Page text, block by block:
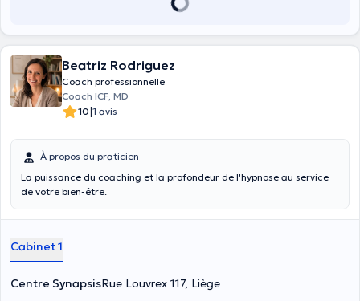
Beatriz Rodriguez
Coach professionnelle
Coach ICF, MD
10|1 avis
À propos du praticien
La puissance du coaching et la profondeur de l'hypnose au service
de votre bien-être.
Cabinet 1
Centre SynapsisRue Louvrex 117, Liège